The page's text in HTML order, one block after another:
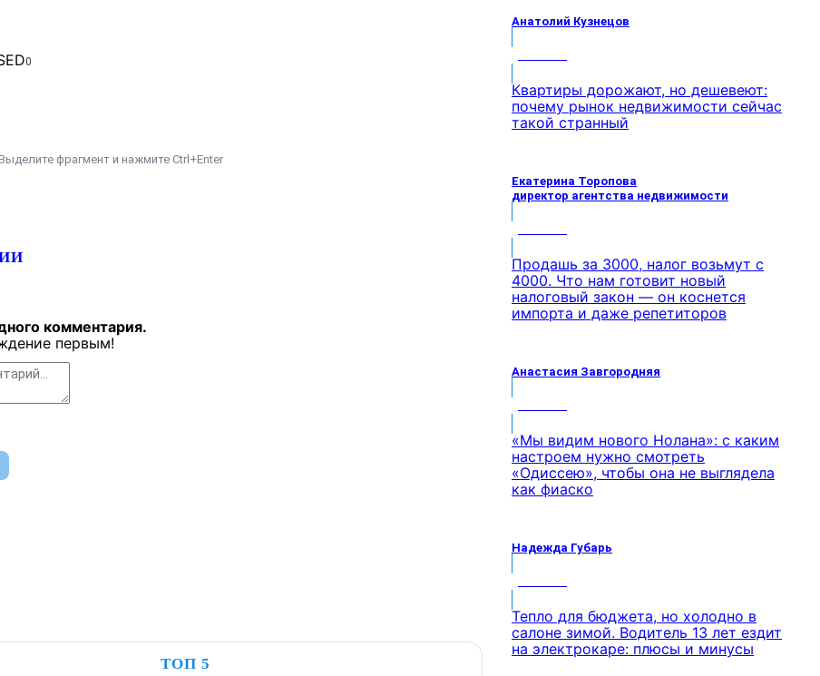
0
фрагмент и нажмите Ctrl+Enter
комментария.
первым!
ТОП 5
Анатолий Кузнецов
Квартиры дорожают, но дешевеют:
почему рынок недвижимости сейчас
такой странный
Екатерина Торопова
директор агентства недвижимости
Продашь за 3000, налог возьмут с
4000. Что нам готовит новый
налоговый закон — он коснется
импорта и даже репетиторов
Анастасия Завгородняя
«Мы видим нового Нолана»: с каким
настроем нужно смотреть
«Одиссею», чтобы она не выглядела
как фиаско
Надежда Губарь
Тепло для бюджета, но холодно в
салоне зимой. Водитель 13 лет ездит
на электрокаре: плюсы и минусы